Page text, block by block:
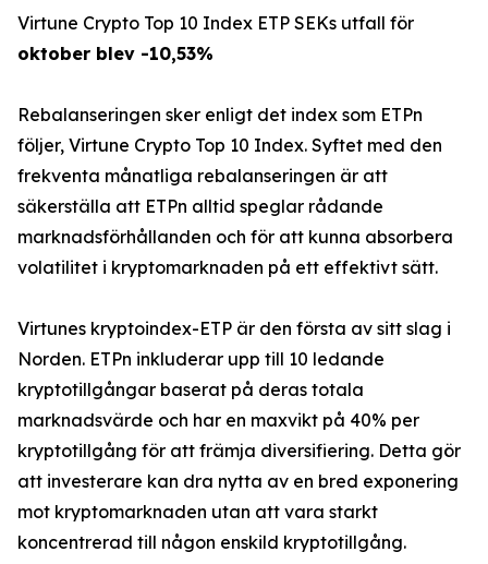
Virtune Crypto Top 10 Index ETP SEKs utfall för
oktober blev -10,53%
Rebalanseringen sker enligt det index som ETPn
följer, Virtune Crypto Top 10 Index. Syftet med den
frekventa månatliga rebalanseringen är att
säkerställa att ETPn alltid speglar rådande
marknadsförhållanden och för att kunna absorbera
volatilitet i kryptomarknaden på ett effektivt sätt.
Virtunes kryptoindex-ETP är den första av sitt slag i
Norden. ETPn inkluderar upp till 10 ledande
kryptotillgångar baserat på deras totala
marknadsvärde och har en maxvikt på 40% per
kryptotillgång för att främja diversifiering. Detta gör
att investerare kan dra nytta av en bred exponering
mot kryptomarknaden utan att vara starkt
koncentrerad till någon enskild kryptotillgång.